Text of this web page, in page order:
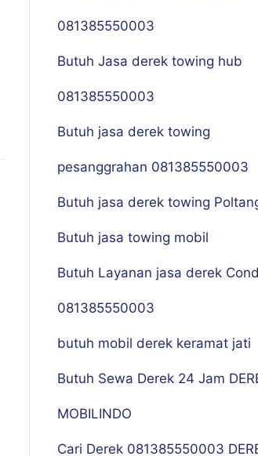
081385550003
Butuh Jasa derek towing hub
081385550003
Butuh jasa derek towing
pesanggrahan 081385550003
Butuh jasa derek towing
Butuh jasa towing mobil
Butuh Layanan jasa derek
081385550003
butuh mobil derek keramat jati
Butuh Sewa Derek 24 Jam
MOBILINDO
Cari Derek 081385550003